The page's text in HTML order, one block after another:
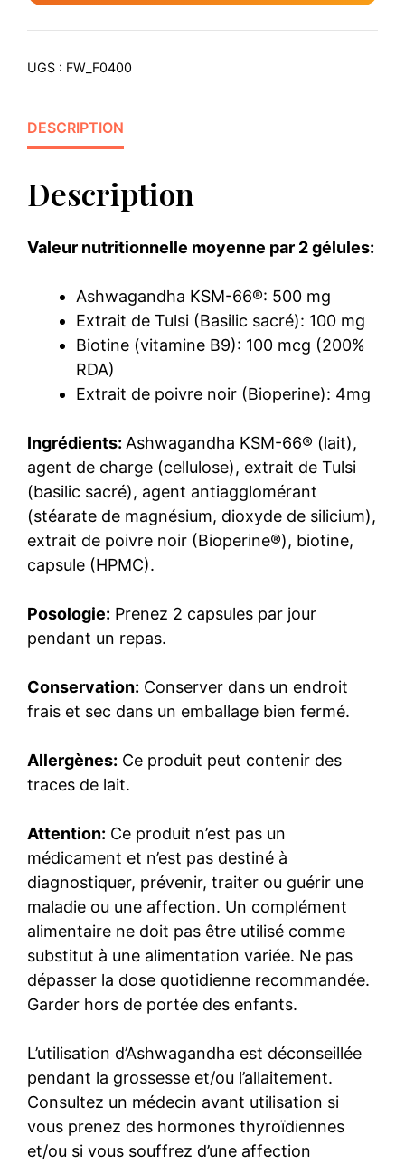
UGS : FW_F0400
DESCRIPTION
Description
Valeur nutritionnelle moyenne par 2 gélules:
Ashwagandha KSM-66®: 500 mg
Extrait de Tulsi (Basilic sacré): 100 mg
Biotine (vitamine B9): 100 mcg (200%
RDA)
Extrait de poivre noir (Bioperine): 4mg
Ingrédients: Ashwagandha KSM-66® (lait),
agent de charge (cellulose), extrait de Tulsi
(basilic sacré), agent antiagglomérant
(stéarate de magnésium, dioxyde de silicium),
extrait de poivre noir (Bioperine®), biotine,
capsule (HPMC).
Posologie: Prenez 2 capsules par jour
pendant un repas.
Conservation: Conserver dans un endroit
frais et sec dans un emballage bien fermé.
Allergènes: Ce produit peut contenir des
traces de lait.
Attention: Ce produit n’est pas un
médicament et n’est pas destiné à
diagnostiquer, prévenir, traiter ou guérir une
maladie ou une affection. Un complément
alimentaire ne doit pas être utilisé comme
substitut à une alimentation variée. Ne pas
dépasser la dose quotidienne recommandée.
Garder hors de portée des enfants.
L’utilisation d’Ashwagandha est déconseillée
pendant la grossesse et/ou l’allaitement.
Consultez un médecin avant utilisation si
vous prenez des hormones thyroïdiennes
et/ou si vous souffrez d’une affection